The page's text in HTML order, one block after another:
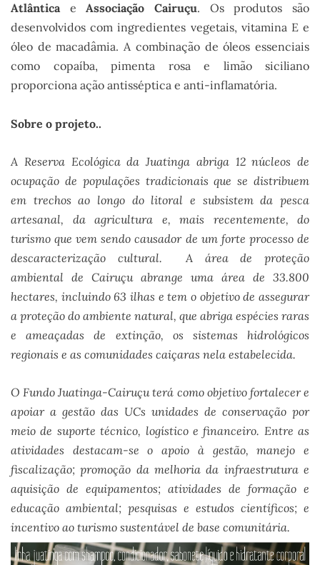
AtlânticaeAssociação Cairuçu. Os produtos são
desenvolvidos com ingredientes vegetais, vitamina E e
óleo de macadâmia. A combinação de óleos essenciais
como copaíba, pimenta rosa e limão siciliano
proporciona ação antisséptica e anti-inflamatória.
Sobre o projeto..
A Reserva Ecológica da Juatinga abriga 12 núcleos de
ocupação de populações tradicionais que se distribuem
em trechos ao longo do litoral e subsistem da pesca
artesanal, da agricultura e, mais recentemente, do
turismo que vem sendo causador de um forte processo de
descaracterização cultural. A área de proteção
ambiental de Cairuçu abrange uma área de 33.800
hectares, incluindo 63 ilhas e tem o objetivo de assegurar
a proteção do ambiente natural, que abriga espécies raras
e ameaçadas de extinção, os sistemas hidrológicos
regionais e as comunidades caiçaras nela estabelecida.
O Fundo Juatinga-Cairuçu terá como objetivo fortalecer e
apoiar a gestão das UCs unidades de conservação por
meio de suporte técnico, logístico e financeiro. Entre as
atividades destacam-se o apoio à gestão, manejo e
fiscalização; promoção da melhoria da infraestrutura e
aquisição de equipamentos; atividades de formação e
educação ambiental; pesquisas e estudos científicos; e
incentivo ao turismo sustentável de base comunitária.